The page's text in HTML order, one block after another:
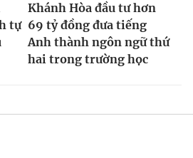
tự
Khánh Hòa đầu tư hơn
69 tỷ đồng đưa tiếng
Anh thành ngôn ngữ thứ
hai trong trường học